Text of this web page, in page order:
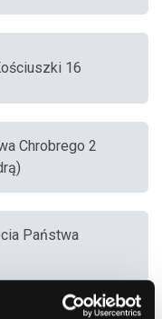
16
Chrobrego 2
Państwa